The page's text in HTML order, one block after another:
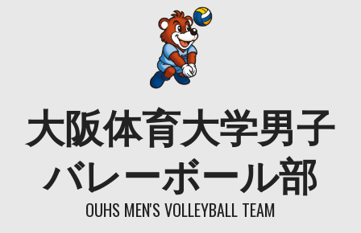
大阪体育大学男子
バレーボール部
OUHS MEN'S VOLLEYBALL TEAM